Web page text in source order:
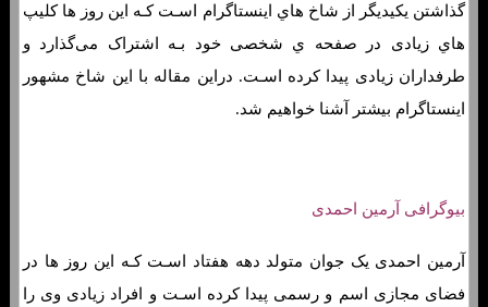
گذاشتن یکیدیگر از شاخ هاي‌ اینستاگرام اسـت کـه این روز ها کلیپ
هاي‌ زیادی در صفحه ي شخصی خود بـه اشتراک می‌گذارد و
طرفداران زیادی پیدا کرده اسـت. دراین مقاله با این شاخ مشهور
اینستاگرام بیشتر آشنا خواهیم شد.
بیوگرافی آرمین احمدی
آرمین احمدی یک جوان متولد دهه هفتاد اسـت کـه این روز ها در
فضای مجازی اسم و رسمی پیدا کرده اسـت و افراد زیادی وی را